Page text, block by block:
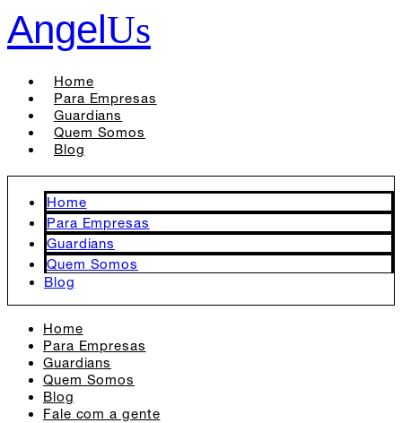
AngelUs
Home
Para Empresas
Guardians
Quem Somos
Blog
Home
Para Empresas
Guardians
Quem Somos
Blog
Home
Para Empresas
Guardians
Quem Somos
Blog
Fale com a gente